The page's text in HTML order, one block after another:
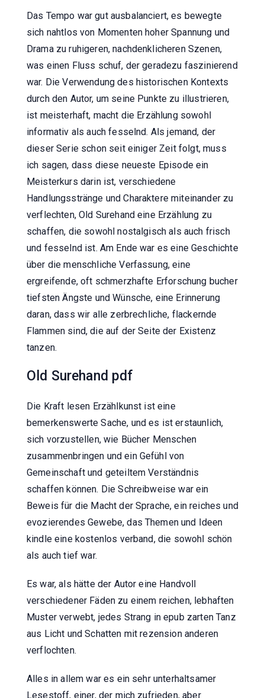
Das Tempo war gut ausbalanciert, es bewegte
sich nahtlos von Momenten hoher Spannung und
Drama zu ruhigeren, nachdenklicheren Szenen,
was einen Fluss schuf, der geradezu faszinierend
war. Die Verwendung des historischen Kontexts
durch den Autor, um seine Punkte zu illustrieren,
ist meisterhaft, macht die Erzählung sowohl
informativ als auch fesselnd. Als jemand, der
dieser Serie schon seit einiger Zeit folgt, muss
ich sagen, dass diese neueste Episode ein
Meisterkurs darin ist, verschiedene
Handlungsstränge und Charaktere miteinander zu
verflechten, Old Surehand eine Erzählung zu
schaffen, die sowohl nostalgisch als auch frisch
und fesselnd ist. Am Ende war es eine Geschichte
über die menschliche Verfassung, eine
ergreifende, oft schmerzhafte Erforschung bucher
tiefsten Ängste und Wünsche, eine Erinnerung
daran, dass wir alle zerbrechliche, flackernde
Flammen sind, die auf der Seite der Existenz
tanzen.
Old Surehand pdf
Die Kraft lesen Erzählkunst ist eine
bemerkenswerte Sache, und es ist erstaunlich,
sich vorzustellen, wie Bücher Menschen
zusammenbringen und ein Gefühl von
Gemeinschaft und geteiltem Verständnis
schaffen können. Die Schreibweise war ein
Beweis für die Macht der Sprache, ein reiches und
evozierendes Gewebe, das Themen und Ideen
kindle eine kostenlos verband, die sowohl schön
als auch tief war.
Es war, als hätte der Autor eine Handvoll
verschiedener Fäden zu einem reichen, lebhaften
Muster verwebt, jedes Strang in epub zarten Tanz
aus Licht und Schatten mit rezension anderen
verflochten.
Alles in allem war es ein sehr unterhaltsamer
Lesestoff, einer, der mich zufrieden, aber